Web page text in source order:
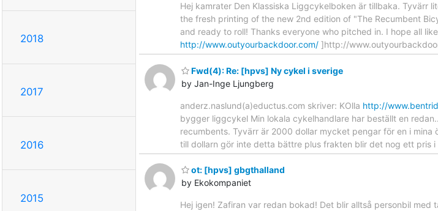
2018
2017
2016
2015
Hej kamrater Den Klassiska Liggcykelboken är tillbaka.
the fresh printing of the new 2nd edition of "The Recumbent
and ready to roll! Thanks everyone who pitched in. I hope all
http://www.outyourbackdoor.com/ ]http://
Fwd(4): Re: [hpvs] Ny cykel i sverige
by Jan-Inge Ljungberg
anderz.naslund(a)eductus.com skriver: KOlla http://
bygger liggcykel Min lokala cykelhandlare har beställt en
recumbents. Tyvärr är 2000 dollar mycket pengar för en i
till dollarn gör inte detta bättre plus frakten blir det nog ett pris
ot: [hpvs] gbgthalland
by Ekokompaniet
Hej igen! Zafiran var redan bokad! Det blir alltså personbil